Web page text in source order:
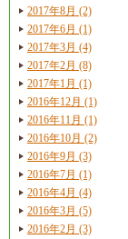
2017年8月 (2)
2017年6月 (1)
2017年3月 (4)
2017年2月 (8)
2017年1月 (1)
2016年12月 (1)
2016年11月 (1)
2016年10月 (2)
2016年9月 (3)
2016年7月 (1)
2016年4月 (4)
2016年3月 (5)
2016年2月 (3)